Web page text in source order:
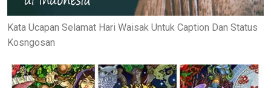
Kata Ucapan Selamat Hari Waisak Untuk Caption Dan Status
Kosngosan